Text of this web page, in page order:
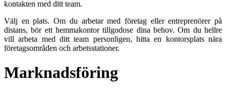
kontakten med ditt team.
Välj en plats. Om du arbetar med företag eller entreprenörer på
distans, bör ett hemmakontor tillgodose dina behov. Om du hellre
vill arbeta med ditt team personligen, hitta en kontorsplats nära
företagsområden och arbetsstationer.
Marknadsföring